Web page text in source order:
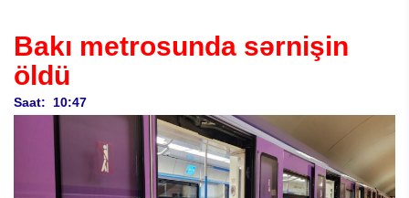
Bakı metrosunda sərnişin
öldü
Saat: 10:47